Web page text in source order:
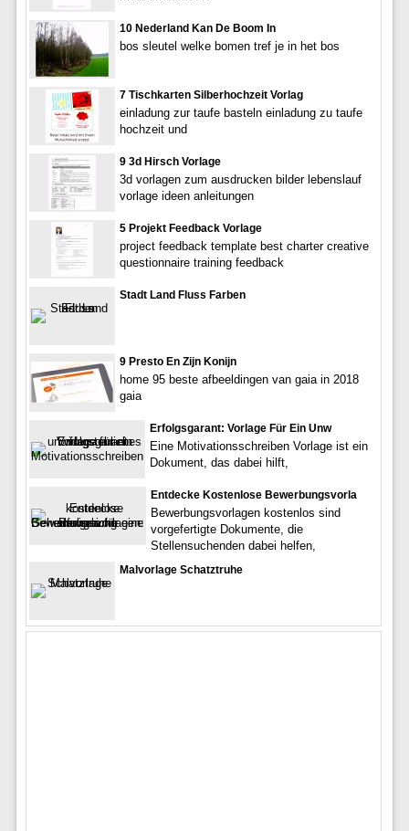
10 Nederland Kan De Boom In
bos sleutel welke bomen tref je in het bos
7 Tischkarten Silberhochzeit Vorlag
einladung zur taufe basteln einladung zu taufe
hochzeit und
9 3d Hirsch Vorlage
3d vorlagen zum ausdrucken bilder lebenslauf
vorlage ideen anleitungen
5 Projekt Feedback Vorlage
project feedback template best charter creative
questionnaire training feedback
Stadt Land Fluss Farben
9 Presto En Zijn Konijn
home 95 beste afbeeldingen van gaia in 2018
gaia
Erfolgsgarant: Vorlage Für Ein Unw
Eine Motivationsschreiben Vorlage ist ein
Dokument, das dabei hilft,
Entdecke Kostenlose Bewerbungsvorla
Bewerbungsvorlagen kostenlos sind
vorgefertigte Dokumente, die
Stellensuchenden dabei helfen,
Malvorlage Schatztruhe